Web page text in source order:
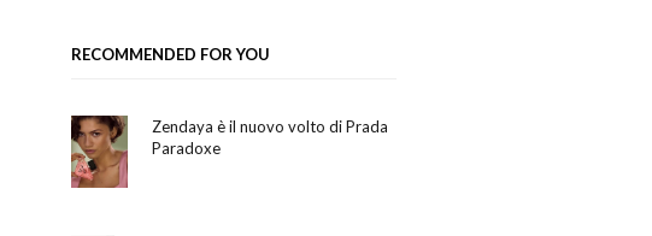
RECOMMENDED FOR YOU
Zendaya è il nuovo volto di Prada
Paradoxe